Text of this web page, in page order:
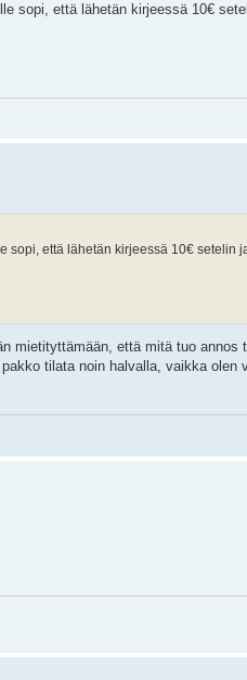
sopi, että lähetän kirjeessä 10€
että lähetän kirjeessä 10€ setelin
mietityttämään, että mitä tuo annos
tilata noin halvalla, vaikka olen